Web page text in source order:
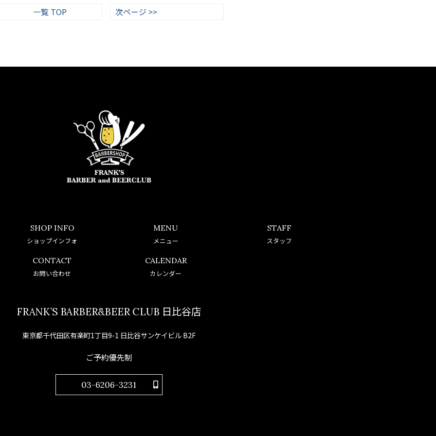
一覧 TOP 次ページ >>
SHOP INFO
ショップインフォ
MENU
メニュー
STAFF
スタッフ
CONTACT
お問い合わせ
CALENDAR
カレンダー
FRANK’S BARBER&BEER CLUB 日比谷店
東京都千代田区有楽町1丁目9-1 日比谷サンケイビル B2F
ご予約優先制
03-6206-3231